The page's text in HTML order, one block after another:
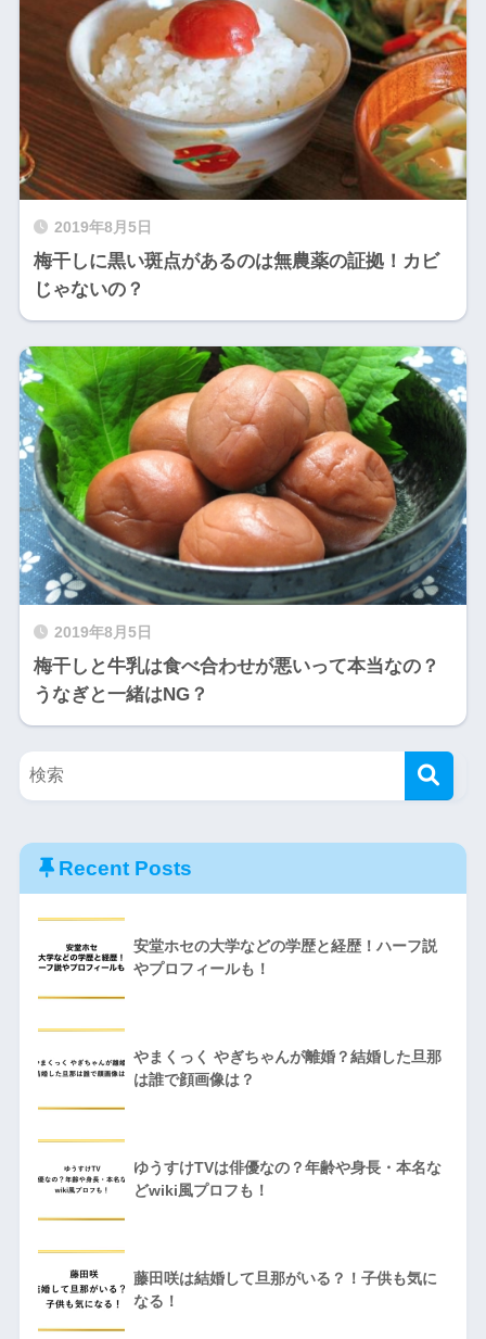
2019年8月5日
梅干しに黒い斑点があるのは無農薬の証拠！カビ
じゃないの？
2019年8月5日
梅干しと牛乳は食べ合わせが悪いって本当なの？
うなぎと一緒はNG？
Recent Posts
安堂ホセの大学などの学歴と経歴！ハーフ説
やプロフィールも！
やまくっく やぎちゃんが離婚？結婚した旦那
は誰で顔画像は？
ゆうすけTVは俳優なの？年齢や身長・本名な
どwiki風プロフも！
藤田咲は結婚して旦那がいる？！子供も気に
なる！